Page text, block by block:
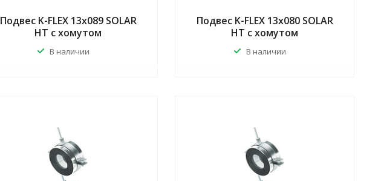
Подвес K-FLEX 13x089 SOLAR
HT с хомутом
В наличии
Подвес K-FLEX 13x080 SOLAR
HT с хомутом
В наличии